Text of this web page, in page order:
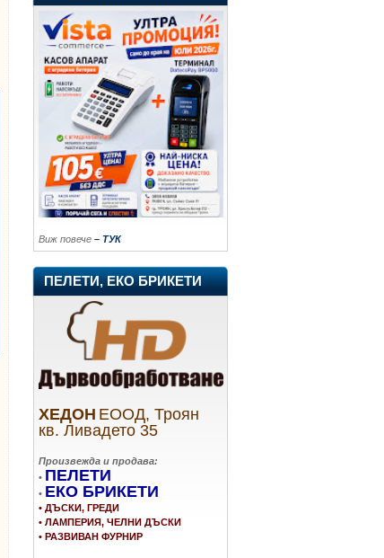
Виж повече – ТУК
ПЕЛЕТИ, ЕКО БРИКЕТИ
ХЕДОН ЕООД, Троян
кв. Ливадето 35
Произвежда и продава:
• ПЕЛЕТИ
• ЕКО БРИКЕТИ
• ДЪСКИ, ГРЕДИ
• ЛАМПЕРИЯ, ЧЕЛНИ ДЪСКИ
• РАЗВИВАН ФУРНИР